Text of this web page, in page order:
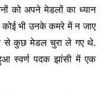
को अपने मेडलों का ध्यान
भी उनके कमरे में न जाए
से कुछ मेडल चुरा ले गए थे.
स्वर्ण पदक झांसी में एक